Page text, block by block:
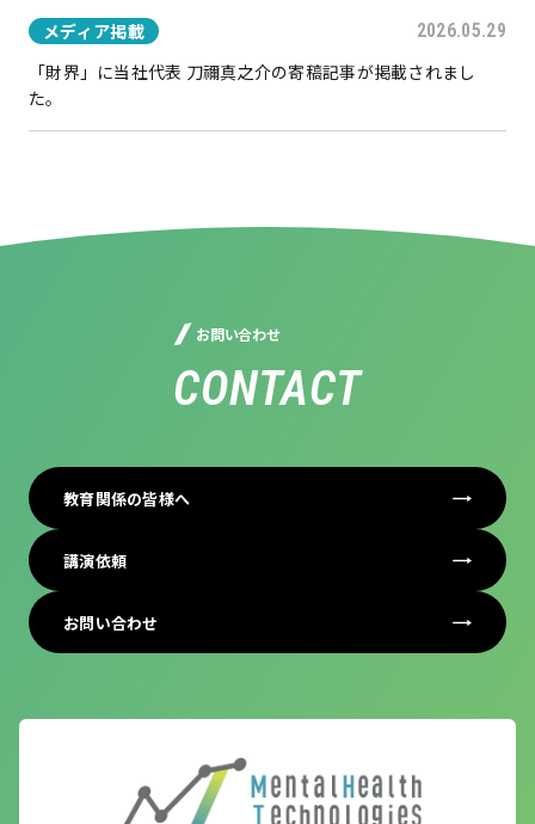
メディア掲載 2026.05.29
「財界」に当社代表 刀禰真之介の寄稿記事が掲載されまし
た。
お問い合わせ
CONTACT
教育関係の皆様へ
講演依頼
お問い合わせ